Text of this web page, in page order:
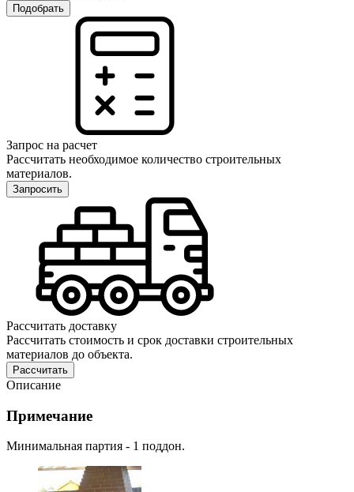
Подобрать
Запрос на расчет
Рассчитать необходимое количество строительных
материалов.
Запросить
Рассчитать доставку
Рассчитать стоимость и срок доставки строительных
материалов до объекта.
Рассчитать
Описание
Примечание
Минимальная партия - 1 поддон.